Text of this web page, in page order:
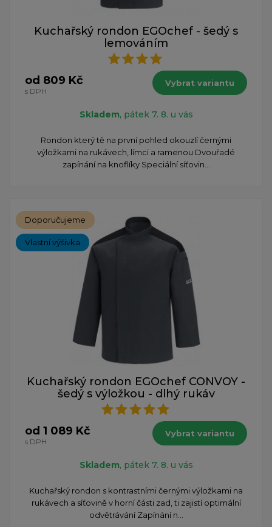
Kuchařský rondon EGOchef - šedý s
lemováním
od 809 Kč
s DPH
Vybrat variantu
Skladem, pátek 7. 8. u vás
​Rondon který tě na první pohled okouzlí černými
výložkami na rukávech, límci a ramenou Dvouřadé
zapínání na knoflíky Speciální síťovin...
Doporučujeme
Vlastní výšivka
Kuchařský rondon EGOchef CONVOY -
šedý s výložkou - dlhý rukáv
od 1 089 Kč
s DPH
Vybrat variantu
Skladem, pátek 7. 8. u vás
​Kuchařský rondon s kontrastními černými výložkami na
rukávech a síťovině v horní části zad, ti zajistí optimální
odvětrávání Zapínání n...